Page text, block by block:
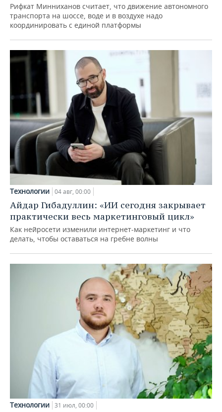
Рифкат Минниханов считает, что движение автономного
транспорта на шоссе, воде и в воздухе надо
координировать с единой платформы
Технологии 04 авг, 00:00
Айдар Гибадуллин: «ИИ сегодня закрывает
практически весь маркетинговый цикл»
Как нейросети изменили интернет-маркетинг и что
делать, чтобы оставаться на гребне волны
Технологии 31 июл, 00:00